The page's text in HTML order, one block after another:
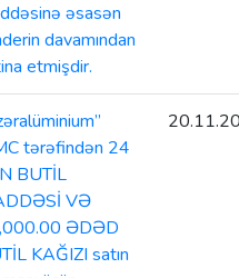
əsasən
davamından
etmişdir.
tərəfindən 24
BUTİL
VƏ
ƏDƏD
KAĞIZI satın